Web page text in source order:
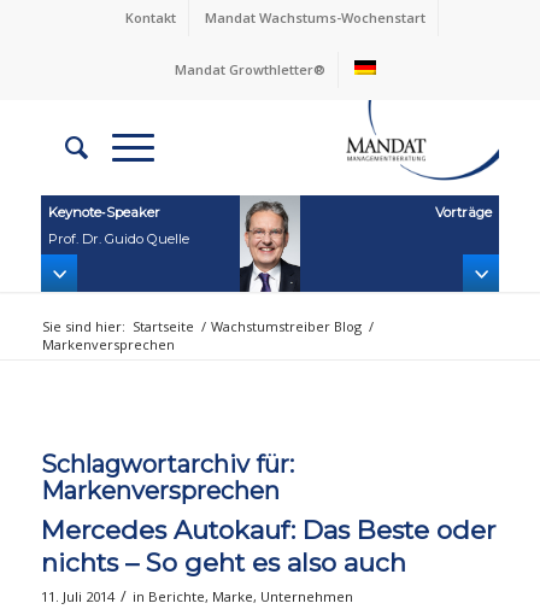
Kontakt Mandat Wachstums-Wochenstart
Mandat Growthletter®
Keynote‑Speaker
Prof. Dr. Guido Quelle
Vorträge
Sie sind hier: Startseite / Wachstumstreiber Blog /
Markenversprechen
Schlagwortarchiv für:
Markenversprechen
Mercedes Autokauf: Das Beste oder
nichts – So geht es also auch
11. Juli 2014 / in Berichte, Marke, Unternehmen